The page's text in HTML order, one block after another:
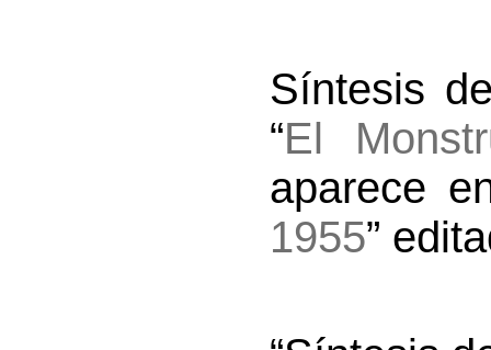
Síntesis
“El
aparece
1955”